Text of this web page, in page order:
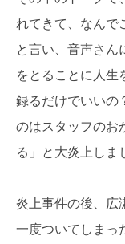
れてきて、なんで
と言い、音声さん
をとることに人生
録るだけでいいの
のはスタッフのお
る」と大炎上しま
炎上事件の後、広
一度ついてしまっ